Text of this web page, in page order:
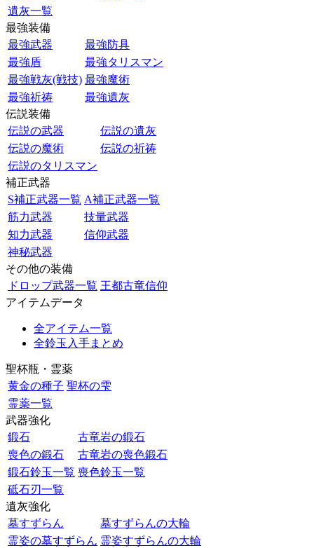
遺灰一覧
最強装備
最強武器
最強防具
最強盾
最強タリスマン
最強戦灰(戦技) 最強魔術
最強祈祷
最強遺灰
伝説装備
伝説の武器
伝説の遺灰
伝説の魔術
伝説の祈祷
伝説のタリスマン
補正武器
S補正武器一覧 A補正武器一覧
筋力武器
技量武器
知力武器
信仰武器
神秘武器
その他の装備
ドロップ武器一覧 王都古竜信仰
アイテムデータ
全アイテム一覧
全鈴玉入手まとめ
聖杯瓶・霊薬
黄金の種子 聖杯の雫
霊薬一覧
武器強化
鍛石
古竜岩の鍛石
喪色の鍛石
古竜岩の喪色鍛石
鍛石鈴玉一覧 喪色鈴玉一覧
砥石刃一覧
遺灰強化
墓すずらん
墓すずらんの大輪
霊姿の墓すずらん 霊姿すずらんの大輪